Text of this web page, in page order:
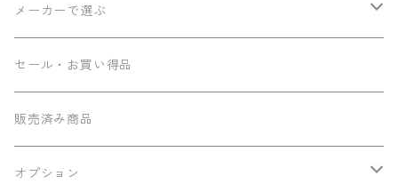
ソプラノ
コンサート
テナー
その他
メーカーで選ぶ
Seilen
Sumi工房
Ancestor's
セール・お買い得品
販売済み商品
オプション